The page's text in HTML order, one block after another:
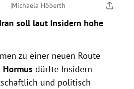
|Michaela Höberth
soll laut Insidern hohe
zu einer neuen Route
dürfte Insidern
und politisch